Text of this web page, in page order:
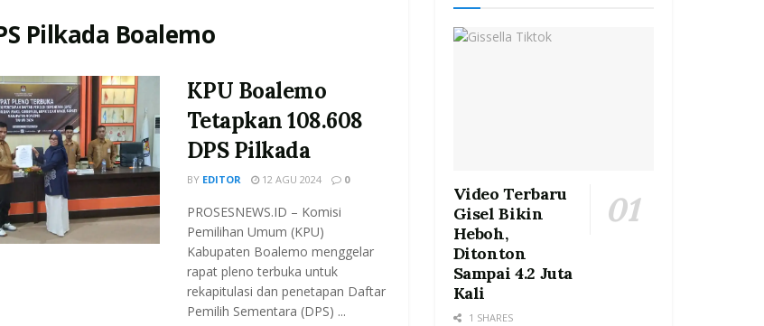
Pilkada Boalemo
KPU Boalemo
Tetapkan 108.608
DPS Pilkada
BY EDITOR 12 AGU 2024 0
PROSESNEWS.ID – Komisi
Pemilihan Umum (KPU)
Kabupaten Boalemo menggelar
rapat pleno terbuka untuk
rekapitulasi dan penetapan Daftar
Pemilih Sementara (DPS) ...
Video Terbaru
Gisel Bikin
Heboh,
Ditonton
Sampai 4.2 Juta
Kali
1 SHARES